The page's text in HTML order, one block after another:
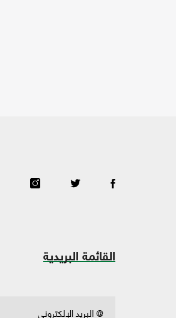
القائمة البريدية